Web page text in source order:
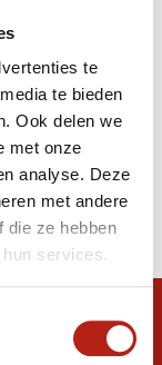
te
te bieden
Ook delen we
met onze
analyse. Deze
met andere
die ze hebben
services.
Gloves